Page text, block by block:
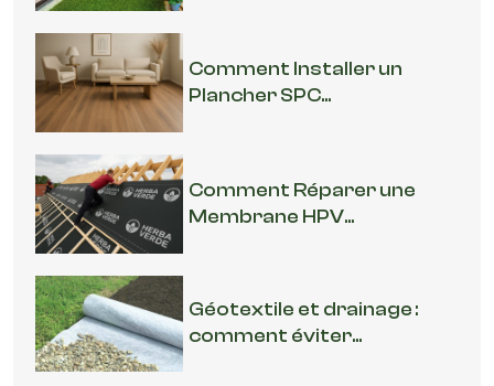
Comment Installer un
Plancher SPC...
Comment Réparer une
Membrane HPV...
Géotextile et drainage :
comment éviter...